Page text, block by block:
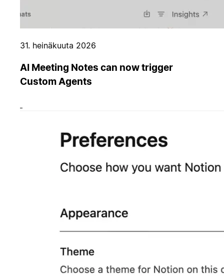
31. heinäkuuta 2026
AI Meeting Notes can now trigger
Custom Agents